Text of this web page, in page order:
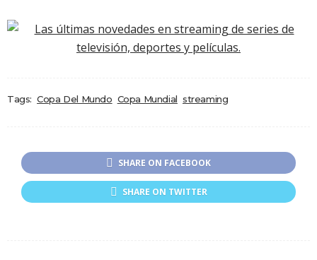
Tags: Copa Del Mundo Copa Mundial streaming
SHARE ON FACEBOOK
SHARE ON TWITTER